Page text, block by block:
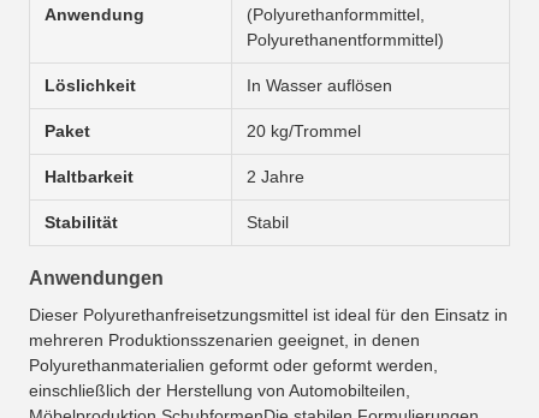
Anwendung
(Polyurethanformmittel,
Polyurethanentformmittel)
Löslichkeit In Wasser auflösen
Paket 20 kg/Trommel
Haltbarkeit 2 Jahre
Stabilität Stabil
Anwendungen
Dieser Polyurethanfreisetzungsmittel ist ideal für den Einsatz in
mehreren Produktionsszenarien geeignet, in denen
Polyurethanmaterialien geformt oder geformt werden,
einschließlich der Herstellung von Automobilteilen,